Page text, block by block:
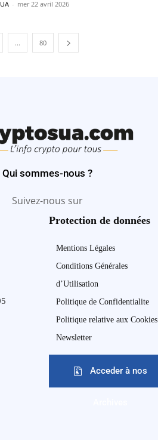
- mer 22 avril 2026
... 80
Qui sommes-nous ?
Suivez-nous sur
Protection de données
Mentions Légales
Conditions Générales
d’Utilisation
Politique de Confidentialite
Politique relative aux Cookies
Newsletter
Acceder à nos